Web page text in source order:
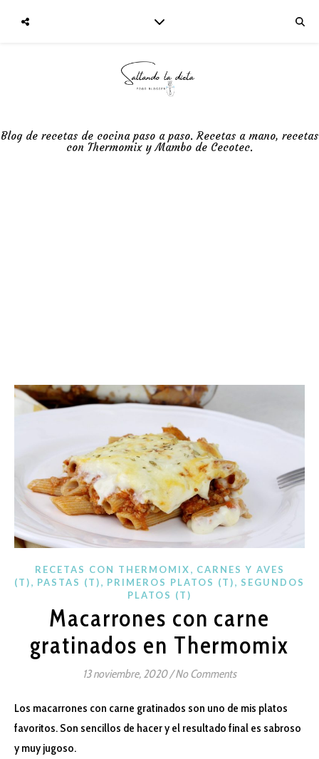
Blog de recetas de cocina paso a paso. Recetas a mano, recetas
con Thermomix y Mambo de Cecotec.
RECETAS CON THERMOMIX, CARNES Y AVES
(T), PASTAS (T), PRIMEROS PLATOS (T), SEGUNDOS
PLATOS (T)
Macarrones con carne
gratinados en Thermomix
13 noviembre, 2020/ No Comments
Los macarrones con carne gratinados son uno de mis platos
favoritos. Son sencillos de hacer y el resultado final es sabroso
y muy jugoso.